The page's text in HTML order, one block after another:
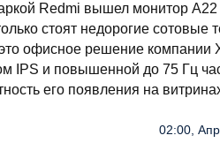
Redmi вышел монитор А22
стоят недорогие
офисное решение компании
IPS и повышенной до 75 Гц
его появления на
02:00,